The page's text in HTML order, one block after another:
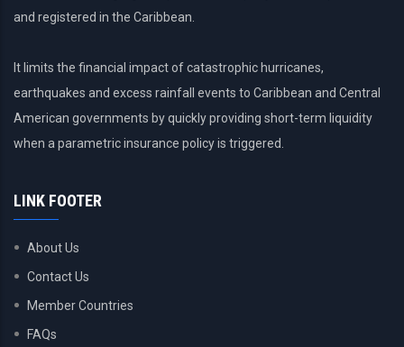
and registered in the Caribbean.
It limits the financial impact of catastrophic hurricanes,
earthquakes and excess rainfall events to Caribbean and Central
American governments by quickly providing short-term liquidity
when a parametric insurance policy is triggered.
LINK FOOTER
About Us
Contact Us
Member Countries
FAQs